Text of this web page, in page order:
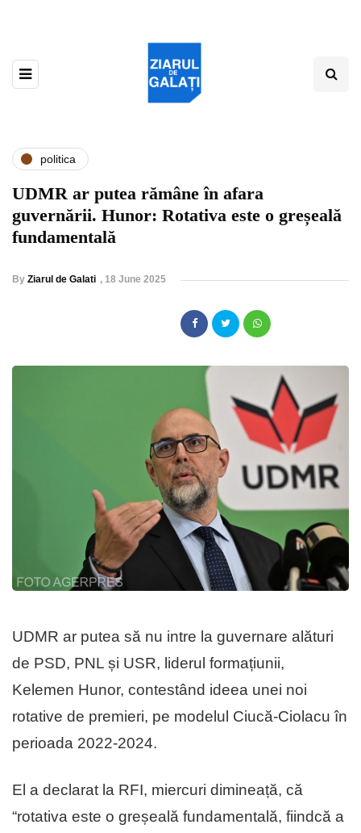
politica
UDMR ar putea rămâne în afara
guvernării. Hunor: Rotativa este o greșeală
fundamentală
By Ziarul de Galati , 18 June 2025
UDMR ar putea să nu intre la guvernare alături
de PSD, PNL și USR, liderul formațiunii,
Kelemen Hunor, contestând ideea unei noi
rotative de premieri, pe modelul Ciucă-Ciolacu în
perioada 2022-2024.
El a declarat la RFI, miercuri dimineață, că
“rotativa este o greșeală fundamentală, fiindcă a